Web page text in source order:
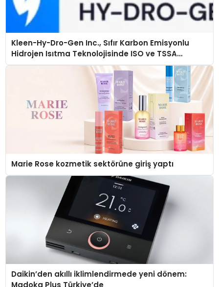
Kleen-Hy-Dro-Gen Inc., Sıfır Karbon Emisyonlu
Hidrojen Isıtma Teknolojisinde ISO ve TSSA
Düzenleyici Onaylarını Aldı
Marie Rose kozmetik sektörüne giriş yaptı
Daikin’den akıllı iklimlendirmede yeni dönem:
Madoka Plus Türkiye’de